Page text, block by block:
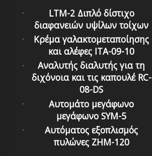
LTM-2 Διπλό δίστιχο
διαφανειών υψίλων τοίχων
Κρέμα γαλακτομεταποίησης
και αλέφες ITA-09-10
Αναλυτής διαλυτής για τη
διχόνοια και τις καπουλέ RC-
08-DS
Αυτομάτο μεγάφωνο
μεγάφωνο SYM-5
Αυτόματoς εξoπλισμός
πυλώνες ZHM-120